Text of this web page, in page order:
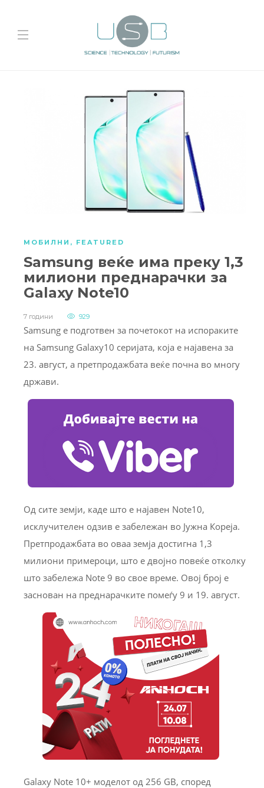
МОБИЛНИ , FEATURED
Samsung веќе има преку 1,3
милиони преднарачки за
Galaxy Note10
7 години 929
Samsung е подготвен за почетокот на испораките
на Samsung Galaxy10 серијата, која е најавена за
23. август, а претпродажбата веќе почна во многу
држави.
Од сите земји, каде што е најавен Note10,
исклучителен одзив е забележан во Јужна Кореја.
Претпродажбата во оваа земја достигна 1,3
милиони примероци, што е двојно повеќе отколку
што забележа Note 9 во свое време. Овој број е
заснован на преднарачките помеѓу 9 и 19. август.
Galaxy Note 10+ моделот од 256 GB, според